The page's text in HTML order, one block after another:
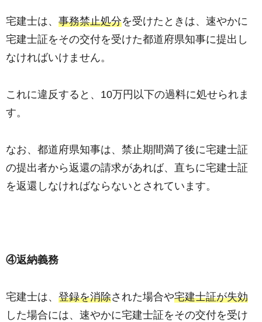
宅建士は、 事務禁止処分を受けたときは、速やかに
宅建士証をその交付を受けた都道府県知事に提出し
なければいけません。
これに違反すると、10万円以下の過料に処せられま
す。
なお、都道府県知事は、禁止期間満了後に宅建士証
の提出者から返還の請求があれば、直ちに宅建士証
を返還しなければならないとされています。
④返納義務
宅建士は、 登録を消除された場合や宅建士証が失効
した場合には、速やかに宅建士証をその交付を受け